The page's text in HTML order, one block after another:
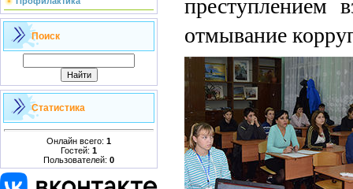
Поиск
Статистика
Онлайн всего: 1
Гостей: 1
Пользователей: 0
отмывание